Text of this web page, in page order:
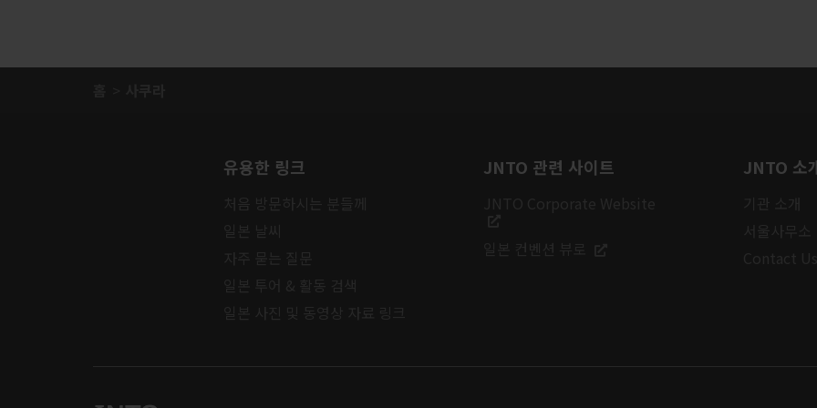
유용한 링크 JNTO 관련 사이트 JNTO 소